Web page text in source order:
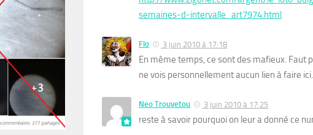
semaines-d-intervalle_art7974.html
Flo 3 juin 2010 à 17:18
En même temps, ce sont des mafieux. Faut
ne vois personnellement aucun lien à faire ici.
Neo Trouvetou 3 juin 2010 à 17:25
reste à savoir pourquoi on leur a donné ce